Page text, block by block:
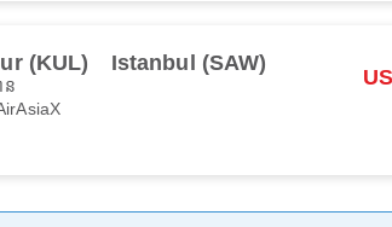
(KUL) Istanbul (SAW)
ន